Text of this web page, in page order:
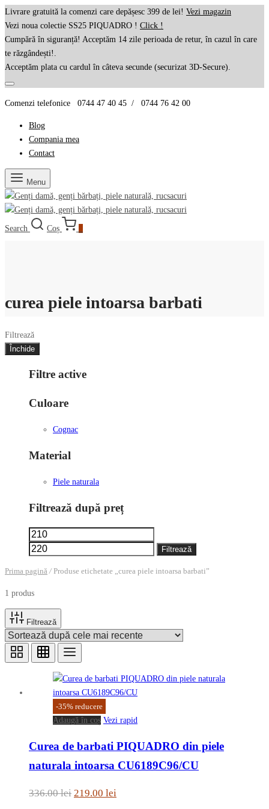
Livrare gratuită la comenzi care depășesc 399 de lei! Vezi magazin
Vezi noua colectie SS25 PIQUADRO ! Click !
Cumpără în siguranță! Acceptăm 14 zile perioada de retur, în cazul în care
te răzgândești!.
Acceptăm plata cu cardul în câteva secunde (securizat 3D-Secure).
Comenzi telefonice 0744 47 40 45 / 0744 76 42 00
Blog
Compania mea
Contact
Menu
Search Coș
curea piele intoarsa barbati
Filtrează
Închide
Filtre active
Culoare
Cognac
Material
Piele naturala
Filtrează după preț
Preț
minim
maxim
Filtrează
Prima pagină /Produse etichetate „curea piele intoarsa barbati”
1 produs
Filtrează
-35% reducere
Adaugă în coș Vezi rapid
Curea de barbati PIQUADRO din piele
naturala intoarsa CU6189C96/CU
336.00lei Prețul
219.00 lei